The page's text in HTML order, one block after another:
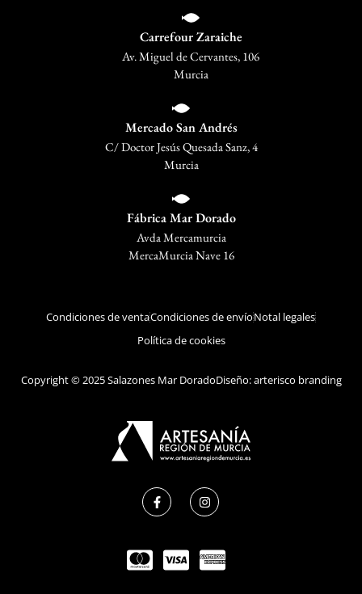
Carrefour Zaraiche
Av. Miguel de Cervantes, 106
Murcia
Mercado San Andrés
C/ Doctor Jesús Quesada Sanz, 4
Murcia
Fábrica Mar Dorado
Avda Mercamurcia
MercaMurcia Nave 16
Condiciones de ventaCondiciones de envíoNotal legales
Política de cookies
Copyright © 2025 Salazones Mar DoradoDiseño: arterisco branding